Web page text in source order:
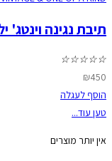
תיבת נגינה וינטג'
☆
☆
☆
☆
☆
₪450
הוסף לעגלה
טען עוד...
אין יותר מוצרים